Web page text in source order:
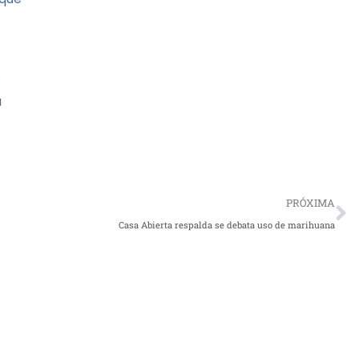
PRÓXIMA
Casa Abierta respalda se debata uso de marihuana